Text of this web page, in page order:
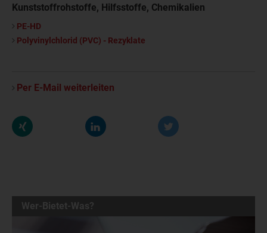
Kunststoffrohstoffe, Hilfsstoffe, Chemikalien
PE-HD
Polyvinylchlorid (PVC) - Rezyklate
Per E-Mail weiterleiten
Wer-Bietet-Was?